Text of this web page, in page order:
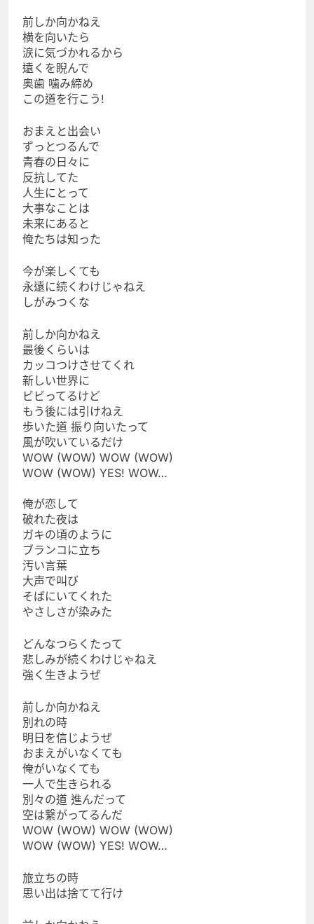
前しか向かねえ
横を向いたら
涙に気づかれるから
遠くを睨んで
奥歯 噛み締め
この道を行こう!
おまえと出会い
ずっとつるんで
青春の日々に
反抗してた
人生にとって
大事なことは
未来にあると
俺たちは知った
今が楽しくても
永遠に続くわけじゃねえ
しがみつくな
前しか向かねえ
最後くらいは
カッコつけさせてくれ
新しい世界に
ビビってるけど
もう後には引けねえ
歩いた道 振り向いたって
風が吹いているだけ
WOW (WOW) WOW (WOW)
WOW (WOW) YES! WOW…
俺が恋して
破れた夜は
ガキの頃のように
ブランコに立ち
汚い言葉
大声で叫び
そばにいてくれた
やさしさが染みた
どんなつらくたって
悲しみが続くわけじゃねえ
強く生きようぜ
前しか向かねえ
別れの時
明日を信じようぜ
おまえがいなくても
俺がいなくても
一人で生きられる
別々の道 進んだって
空は繋がってるんだ
WOW (WOW) WOW (WOW)
WOW (WOW) YES! WOW…
旅立ちの時
思い出は捨てて行け